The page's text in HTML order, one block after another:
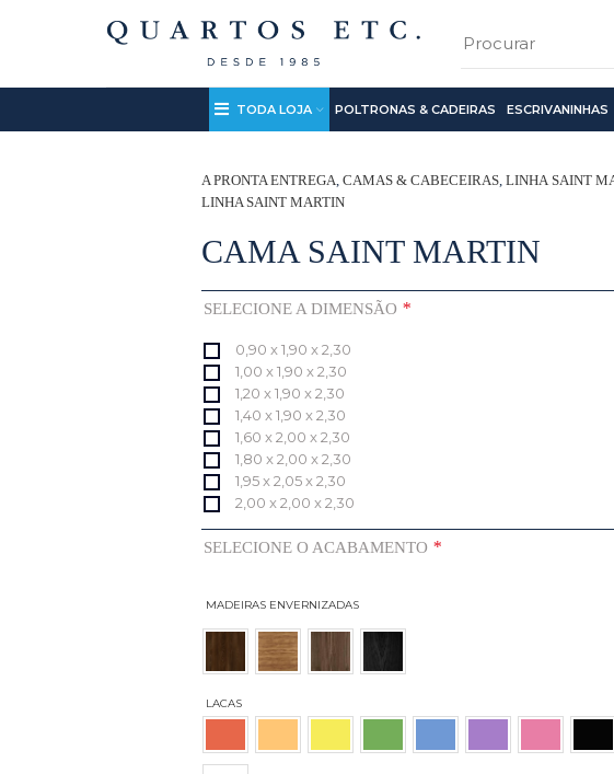
TODA LOJA POLTRONAS & CADEIRAS ESCRIVANINHAS
A PRONTA ENTREGA, CAMAS & CABECEIRAS, LINHA SAINT
LINHA SAINT MARTIN
CAMA SAINT MARTIN
SELECIONE A DIMENSÃO *
0,90 x 1,90 x 2,30
1,00 x 1,90 x 2,30
1,20 x 1,90 x 2,30
1,40 x 1,90 x 2,30
1,60 x 2,00 x 2,30
1,80 x 2,00 x 2,30
1,95 x 2,05 x 2,30
2,00 x 2,00 x 2,30
SELECIONE O ACABAMENTO *